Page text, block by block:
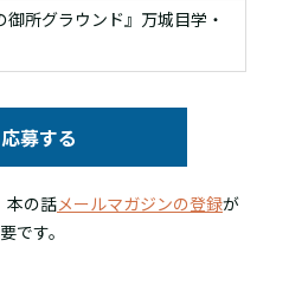
御所グラウンド』万城目学・
応募する
本の話メールマガジンの登録が
です。